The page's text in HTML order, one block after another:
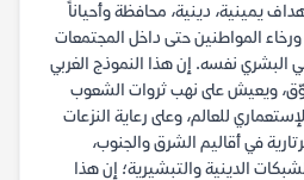
يمينية، دينية، محافظة وأحياناً
ورخاء المواطنين حتى داخل المجتمعات
البشري نفسه. إن هذا النموذج الغربي
ويعيش على نهب ثروات الشعوب
للعالم، وعلى رعاية النزعات
في أقاليم الشرق والجنوب،
الدينية والتبشيرية؛ إن هذا